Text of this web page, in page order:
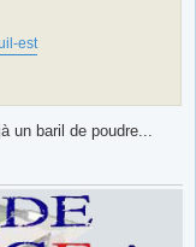
est
un baril de poudre...